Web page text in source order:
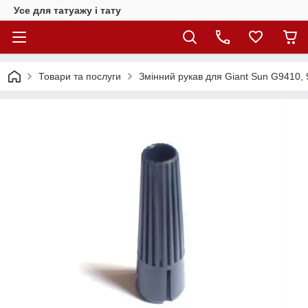
Усе для татуажу і тату
Товари та послуги Змінний рукав для Giant Sun G9410,